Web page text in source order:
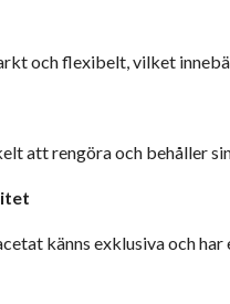
och flexibelt, vilket
att rengöra och behåller
känns exklusiva och